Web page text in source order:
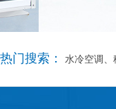
热门搜索： 水冷空调、